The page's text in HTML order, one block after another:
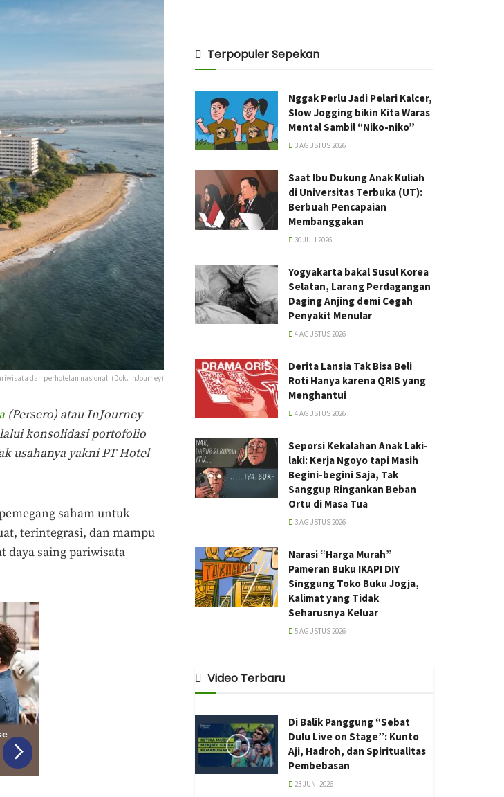
dan perhotelan nasional. (Dok. InJourney)
(Persero) atau InJourney
konsolidasi portofolio
usahanya yakni PT Hotel
saham untuk
terintegrasi, dan mampu
daya saing pariwisata
Terpopuler Sepekan
Nggak Perlu Jadi Pelari Kalcer,
Slow Jogging bikin Kita Waras
Mental Sambil “Niko-niko”
3 AGUSTUS 2026
Saat Ibu Dukung Anak Kuliah
di Universitas Terbuka (UT):
Berbuah Pencapaian
Membanggakan
30 JULI 2026
Yogyakarta bakal Susul Korea
Selatan, Larang Perdagangan
Daging Anjing demi Cegah
Penyakit Menular
4 AGUSTUS 2026
Derita Lansia Tak Bisa Beli
Roti Hanya karena QRIS yang
Menghantui
4 AGUSTUS 2026
Seporsi Kekalahan Anak Laki-
laki: Kerja Ngoyo tapi Masih
Begini-begini Saja, Tak
Sanggup Ringankan Beban
Ortu di Masa Tua
3 AGUSTUS 2026
Narasi “Harga Murah”
Pameran Buku IKAPI DIY
Singgung Toko Buku Jogja,
Kalimat yang Tidak
Seharusnya Keluar
5 AGUSTUS 2026
Video Terbaru
Di Balik Panggung “Sebat
Dulu Live on Stage”: Kunto
Aji, Hadroh, dan Spiritualitas
Pembebasan
23 JUNI 2026